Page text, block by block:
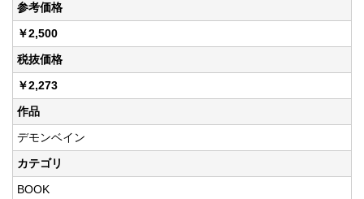
参考価格
￥2,500
税抜価格
￥2,273
作品
デモンベイン
カテゴリ
BOOK